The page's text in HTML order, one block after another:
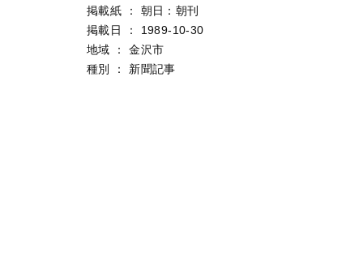
掲載紙 ：
朝日：朝刊
掲載日
：
1989-10-30
地域
：
金沢市
種別
： 新聞記事